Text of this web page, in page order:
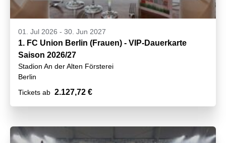
01. Jul 2026 - 30. Jun 2027
1. FC Union Berlin (Frauen) - VIP-Dauerkarte
Saison 2026/27
Stadion An der Alten Försterei
Berlin
Tickets ab 2.127,72 €